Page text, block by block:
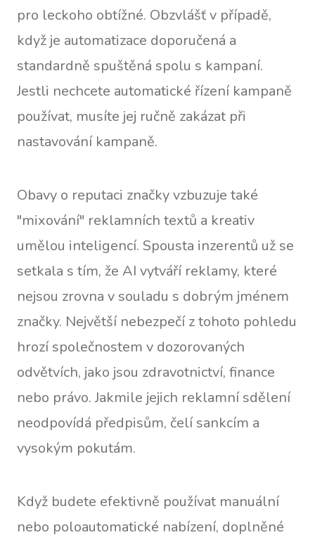
pro leckoho obtížné. Obzvlášť v případě,
když je automatizace doporučená a
standardně spuštěná spolu s kampaní.
Jestli nechcete automatické řízení kampaně
používat, musíte jej ručně zakázat při
nastavování kampaně.
Obavy o reputaci značky vzbuzuje také
"mixování" reklamních textů a kreativ
umělou inteligencí. Spousta inzerentů už se
setkala s tím, že AI vytváří reklamy, které
nejsou zrovna v souladu s dobrým jménem
značky. Největší nebezpečí z tohoto pohledu
hrozí společnostem v dozorovaných
odvětvích, jako jsou zdravotnictví, finance
nebo právo. Jakmile jejich reklamní sdělení
neodpovídá předpisům, čelí sankcím a
vysokým pokutám.
Když budete efektivně používat manuální
nebo poloautomatické nabízení, doplněné